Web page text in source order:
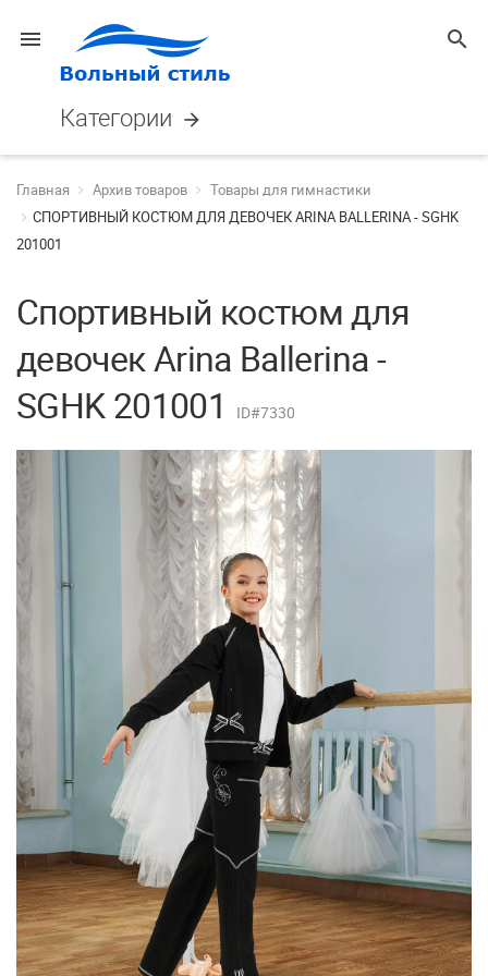
menu search
Категории arrow_forward
Главная Архив товаров
Товары для гимнастики
СПОРТИВНЫЙ КОСТЮМ ДЛЯ ДЕВОЧЕК ARINA BALLERINA - SGHK
201001
Спортивный костюм для
девочек Arina Ballerina -
SGHK 201001
ID#7330